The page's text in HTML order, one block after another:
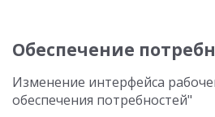
Обеспечение
Изменение интерфейса
обеспечения потребностей"